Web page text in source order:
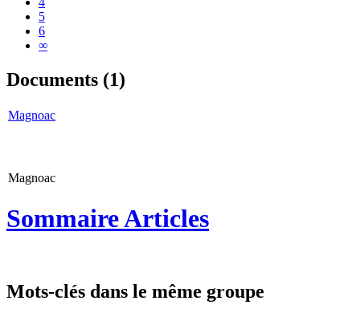
5
6
∞
Documents (1)
Magnoac
Magnoac
Sommaire Articles
Mots-clés dans le même groupe